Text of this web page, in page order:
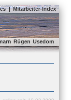
| Mitarbeiter-Index
Rügen Usedom